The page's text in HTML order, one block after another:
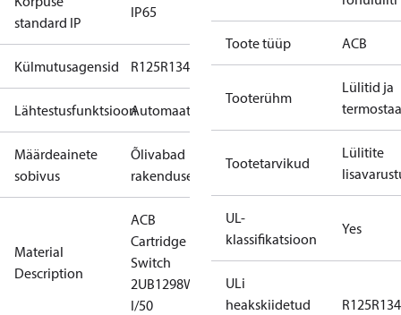
standard IP
IP65
Külmutusagensid R125R134a R22R404AR407CR407HR410A
LähtestusfunktsioonAutomaatne
Määrdeainete
sobivus
Õlivabad
rakendused
Material
Description
ACB
Cartridge
Switch
2UB1298W
I/50
Toote tüüp ACB
Tooterühm
Lülitid ja
Tootetarvikud
Lülitite
UL-
klassifikatsioon
Yes
ULi
heakskiidetud
R125